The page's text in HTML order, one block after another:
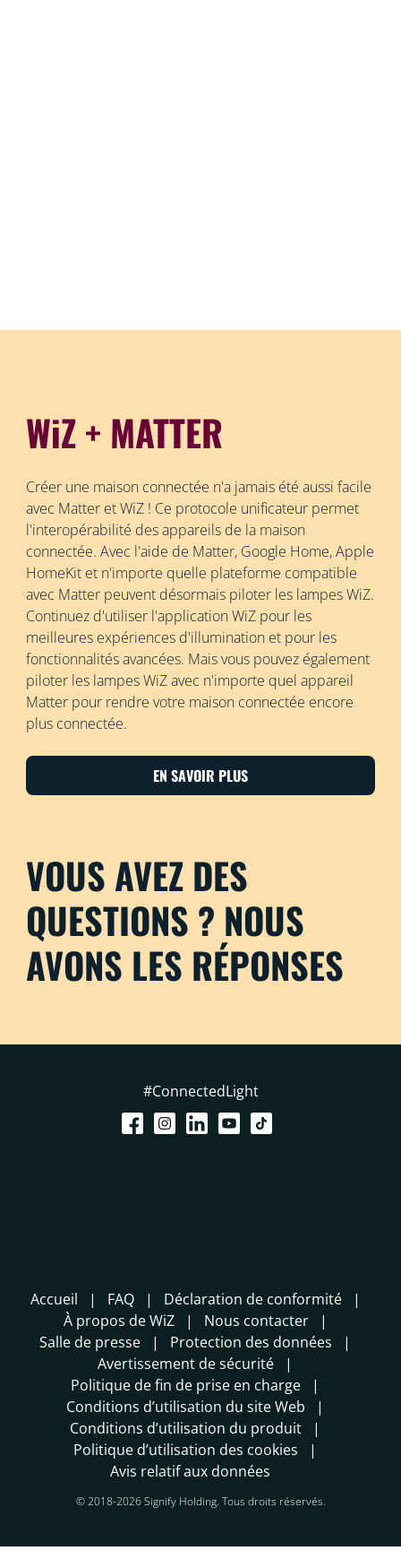
WiZ + MATTER
Créer une maison connectée n'a jamais été aussi facile
avec Matter et WiZ ! Ce protocole unificateur permet
l'interopérabilité des appareils de la maison
connectée. Avec l'aide de Matter, Google Home, Apple
HomeKit et n'importe quelle plateforme compatible
avec Matter peuvent désormais piloter les lampes WiZ.
Continuez d'utiliser l'application WiZ pour les
meilleures expériences d'illumination et pour les
fonctionnalités avancées. Mais vous pouvez également
piloter les lampes WiZ avec n'importe quel appareil
Matter pour rendre votre maison connectée encore
plus connectée.
EN SAVOIR PLUS
VOUS AVEZ DES
QUESTIONS ? NOUS
AVONS LES RÉPONSES
#ConnectedLight
Accueil FAQ
Déclaration de conformité
À propos de WiZ
Nous contacter
Salle de presse
Protection des données
Avertissement de sécurité
Politique de fin de prise en charge
Conditions d’utilisation du site Web
Conditions d’utilisation du produit
Politique d’utilisation des cookies
Avis relatif aux données
© 2018-2026 Signify Holding. Tous droits réservés.